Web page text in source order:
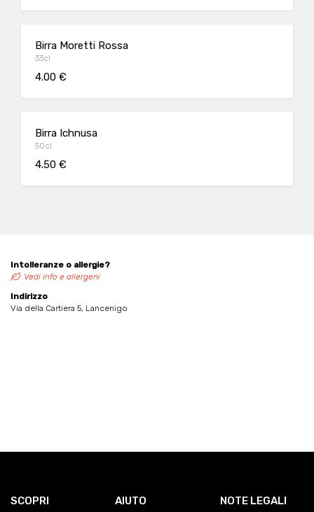
Birra Moretti Rossa
33cl
4.00 €
Birra Ichnusa
50cl
4.50 €
Intolleranze o allergie?
Vedi info e allergeni
Indirizzo
Via della Cartiera 5, Lancenigo
SCOPRI AIUTO NOTE LEGALI